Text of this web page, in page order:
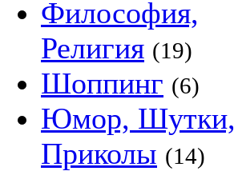
Философия,
Религия (19)
Шоппинг (6)
Юмор, Шутки,
Приколы (14)